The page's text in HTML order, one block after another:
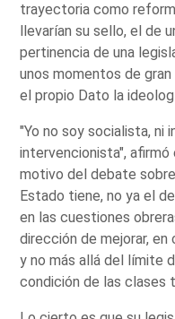
trayectoria como
llevarían su sello, el de
pertinencia de una
unos momentos de
el propio Dato la
"Yo no soy socialista, ni
intervencionista", afirmó
motivo del debate
Estado tiene, no ya el
en las cuestiones
dirección de mejorar,
y no más allá del límite
condición de las clases